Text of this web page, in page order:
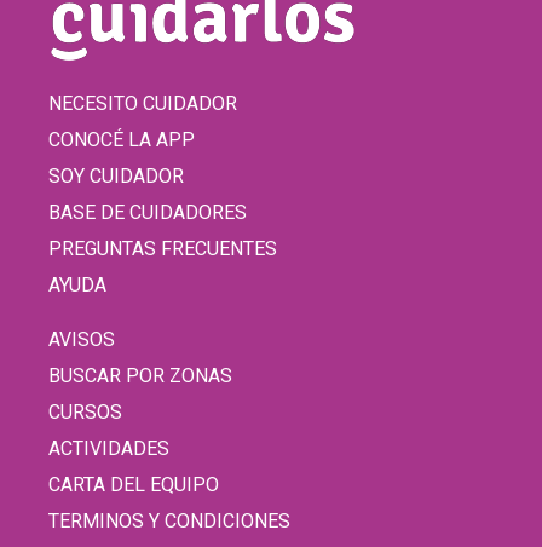
NECESITO CUIDADOR
CONOCÉ LA APP
SOY CUIDADOR
BASE DE CUIDADORES
PREGUNTAS FRECUENTES
AYUDA
AVISOS
BUSCAR POR ZONAS
CURSOS
ACTIVIDADES
CARTA DEL EQUIPO
TERMINOS Y CONDICIONES